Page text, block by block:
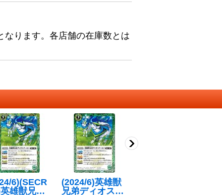
なります。各店舗の在庫数とは
6)(SECR
雄獣兄弟
(2024/6)英雄獣
兄弟ディオスク